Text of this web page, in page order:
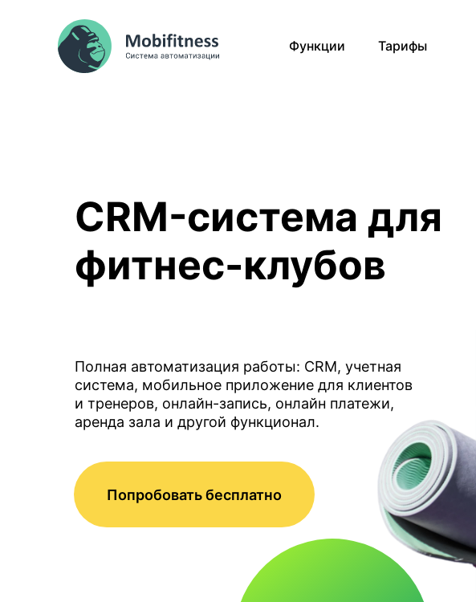
Функции Тарифы
CRM-система для
фитнес-клубов
Полная автоматизация работы: CRM, учетная
система, мобильное приложение для клиентов
и тренеров, онлайн-запись, онлайн платежи,
аренда зала и другой функционал.
Попробовать бесплатно